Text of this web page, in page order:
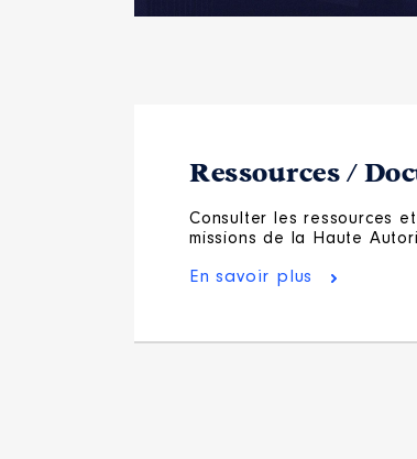
Ressources /
Consulter les ressources
missions de la Haute
En savoir plus